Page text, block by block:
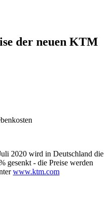
der neuen KTM
2020 wird in Deutschland die
gesenkt - die Preise werden
www.ktm.com